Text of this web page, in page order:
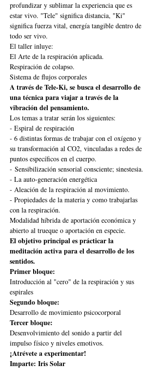
profundizar y sublimar la experiencia que es
estar vivo. "Tele" significa distancia, "Ki"
significa fuerza vital, energía tangible dentro de
todo ser vivo.
El taller inluye:
El Arte de la respiración aplicada.
Respiración de colapso.
Sistema de flujos corporales
A través de Tele-Ki, se busca el desarrollo de
una técnica para viajar a través de la
vibración del pensamiento.
Los temas a tratar serán los siguientes:
- Espiral de respiración
- 6 distintas formas de trabajar con el oxígeno y
su transformación al CO2, vinculadas a redes de
puntos específicos en el cuerpo.
- Sensibilización sensorial consciente; sinestesia.
- La auto-generación energética
- Aleación de la respiración al movimiento.
- Propiedades de la materia y como trabajarlas
con la respiración.
Modalidad híbrida de aportación económica y
abierto al trueque o aportación en especie.
El objetivo principal es prácticar la
meditación activa para el desarrollo de los
sentidos.
Primer bloque:
Introducción al "cero" de la respiración y sus
espirales
Segundo bloque:
Desarrollo de movimiento psicocorporal
Tercer bloque:
Desenvolvimiento del sonido a partir del
impulso físico y niveles emotivos.
¡Atrévete a experimentar!
Imparte: Iris Solar